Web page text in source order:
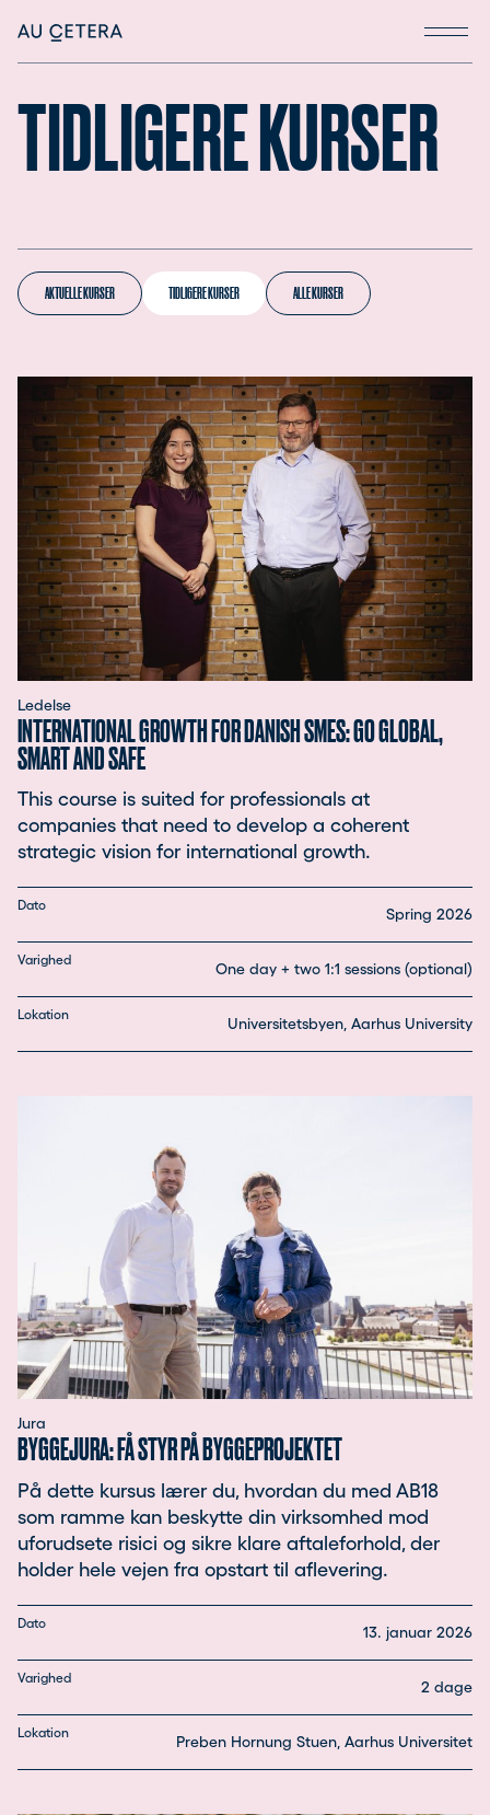
TIDLIGERE KURSER
AKTUELLE KURSER TIDLIGERE KURSER ALLE KURSER
Ledelse
INTERNATIONAL GROWTH FOR DANISH SMES: GO GLOBAL,
SMART AND SAFE
This course is suited for professionals at
companies that need to develop a coherent
strategic vision for international growth.
Dato
Spring 2026
Varighed
One day + two 1:1 sessions (optional)
Lokation
Universitetsbyen, Aarhus University
Jura
BYGGEJURA: FÅ STYR PÅ BYGGEPROJEKTET
På dette kursus lærer du, hvordan du med AB18
som ramme kan beskytte din virksomhed mod
uforudsete risici og sikre klare aftaleforhold, der
holder hele vejen fra opstart til aflevering.
Dato
13. januar 2026
Varighed
2 dage
Lokation
Preben Hornung Stuen, Aarhus Universitet